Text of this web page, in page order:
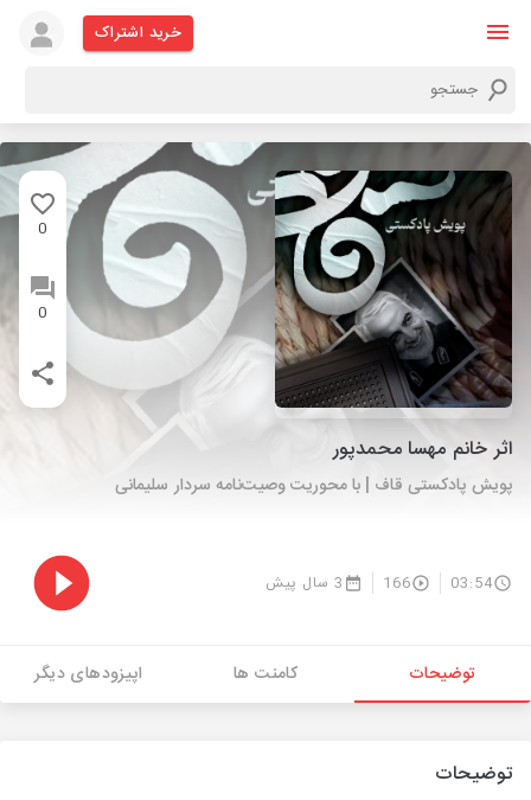
خرید اشتراک
0
0
اثر خانم مهسا محمدپور
پویش پادکستی قاف | با محوریت وصیت‌نامه سردار سلیمانی
03:54
166 3 سال پیش
توضیحات کامنت ها اپیزودهای دیگر
توضیحات